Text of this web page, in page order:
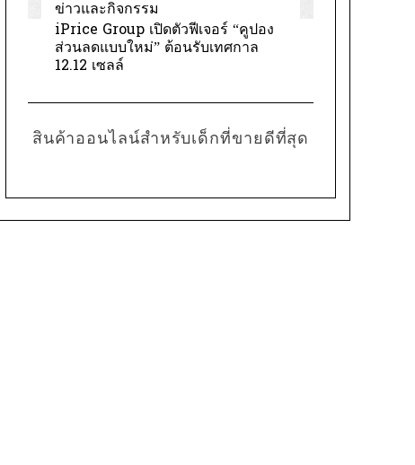
ข่าวและกิจกรรม
iPrice Group เปิดตัวฟีเจอร์ “คูปอง
ส่วนลดแบบใหม่” ต้อนรับเทศกาล
12.12 เซลล์
สินค้าออนไลน์สำหรับเด็กที่ขายดีที่สุด